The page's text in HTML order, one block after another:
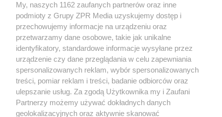
Żaden utwór zamieszczony w serwisie nie może być powielany i
rozpowszechniany lub dalej rozpowszechniany w jakikolwiek sposób (w
tym także elektroniczny lub mechaniczny) na jakimkolwiek polu
eksploatacji w jakiejkolwiek formie, włącznie z umieszczaniem w
Internecie bez pisemnej zgody właściciela praw. Jakiekolwiek użycie lub
wykorzystanie utworów w całości lub w części z naruszeniem prawa,
tzn. bez właściwej zgody, jest zabronione pod groźbą kary i może być
ścigane prawnie.
My, naszych 1162 zaufanych partnerów oraz inne
podmioty z Grupy ZPR Media uzyskujemy dostęp i
przechowujemy informacje na urządzeniu oraz
przetwarzamy dane osobowe, takie jak unikalne
identyfikatory, standardowe informacje wysyłane przez
urządzenie czy dane przeglądania w celu zapewniania
spersonalizowanych reklam, wybór spersonalizowanych
treści, pomiar reklam i treści, badanie odbiorców oraz
ulepszanie usług. Za zgodą Użytkownika my i Zaufani
Partnerzy możemy używać dokładnych danych
geolokalizacyjnych oraz aktywnie skanować